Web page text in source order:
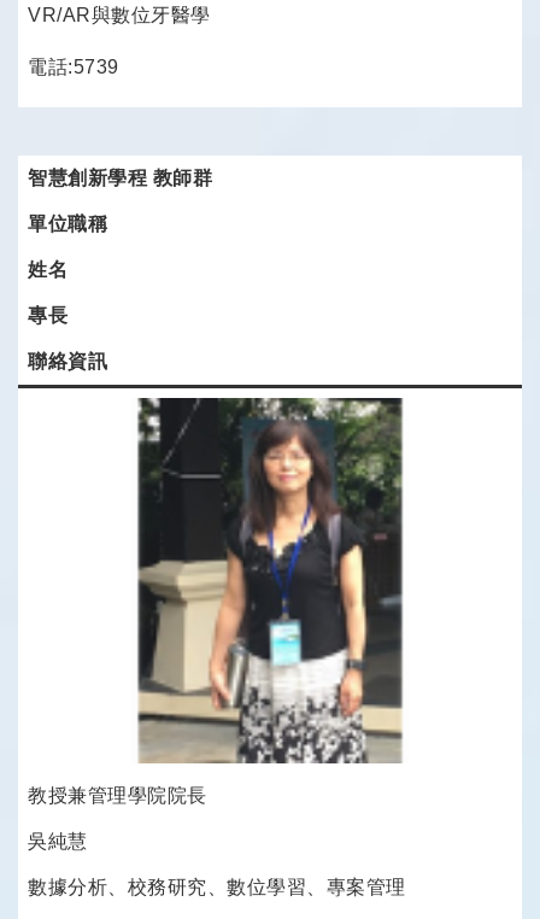
VR/AR與數位牙醫學
電話:5739
智慧創新學程 教師群
單位職稱
姓名
專長
聯絡資訊
教授兼管理學院院長
吳純慧
數據分析、校務研究、數位學習、專案管理